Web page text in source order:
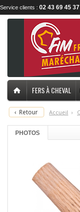
Service clients : 02 43 69 45 37
FERS À CHEVAL
‹ Retour Accueil ›
PHOTOS